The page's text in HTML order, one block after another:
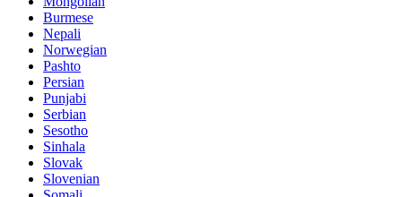
Burmese
Nepali
Norwegian
Pashto
Persian
Punjabi
Serbian
Sesotho
Sinhala
Slovak
Slovenian